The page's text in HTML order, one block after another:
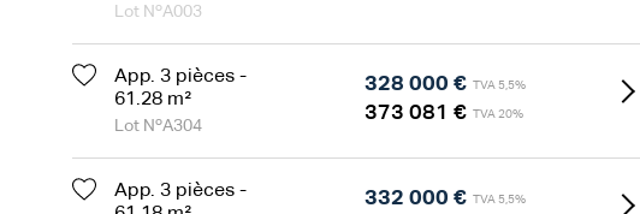
Lot NºA003
App. 3 pièces -
61.28 m²
Lot NºA304
328 000 € TVA 5,5%
373 081 € TVA 20%
App. 3 pièces -
332 000 € TVA 5,5%